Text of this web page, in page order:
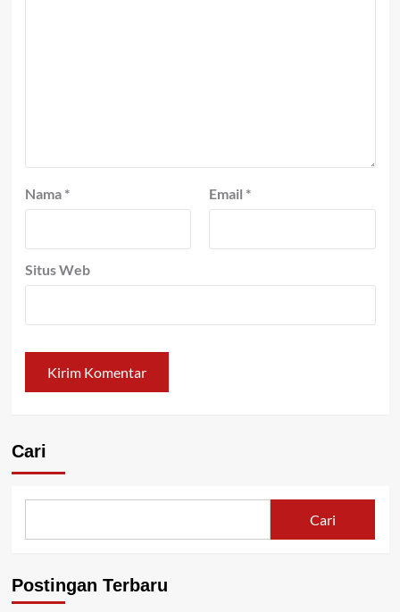
Nama * Email *
Situs Web
Cari
Cari
Postingan Terbaru